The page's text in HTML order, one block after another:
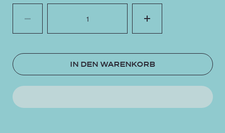
IN DEN WARENKORB